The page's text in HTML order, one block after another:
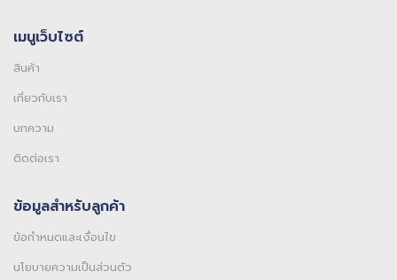
เมนูเว็บไซต์
สินค้า
เกี่ยวกับเรา
บทความ
ติดต่อเรา
ข้อมูลสำหรับลูกค้า
ข้อกำหนดและเงื่อนไข
นโยบายความเป็นส่วนตัว